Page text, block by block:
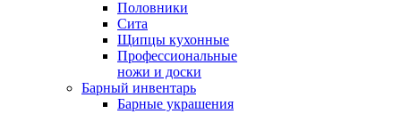
Половники
Сита
Щипцы кухонные
Профессиональные
ножи и доски
Барный инвентарь
Барные украшения